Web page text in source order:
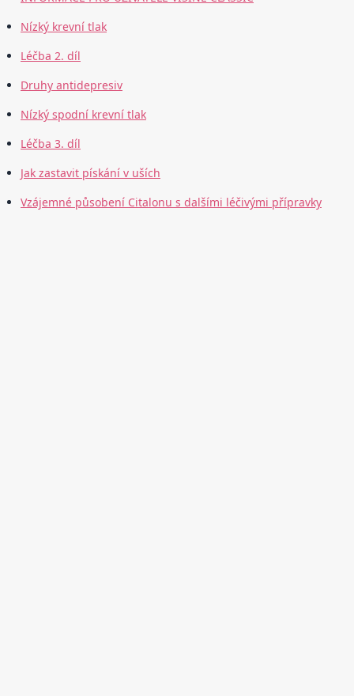
Nízký krevní tlak
Léčba 2. díl
Druhy antidepresiv
Nízký spodní krevní tlak
Léčba 3. díl
Jak zastavit pískání v uších
Vzájemné působení Citalonu s dalšími léčivými přípravky